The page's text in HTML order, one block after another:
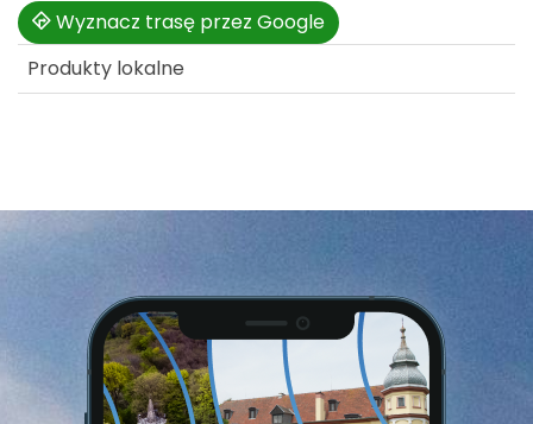
Wyznacz trasę przez Google
Produkty lokalne